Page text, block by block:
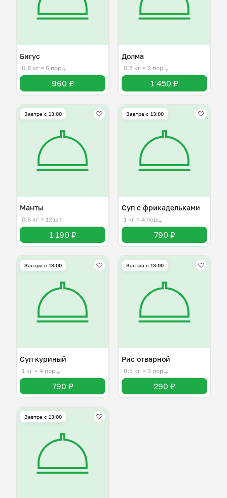
Бигус
0,8 кг ≈ 6 порц.
960 ₽
Долма
0,5 кг ≈ 2 порц.
1 450 ₽
Завтра c 13:00
Манты
0,6 кг ≈ 12 шт.
1 190 ₽
Завтра c 13:00
Суп с фрикадельками
1 кг ≈ 4 порц.
790 ₽
Завтра c 13:00
Суп куриный
1 кг ≈ 4 порц.
790 ₽
Завтра c 13:00
Рис отварной
0,5 кг ≈ 3 порц.
290 ₽
Завтра c 13:00